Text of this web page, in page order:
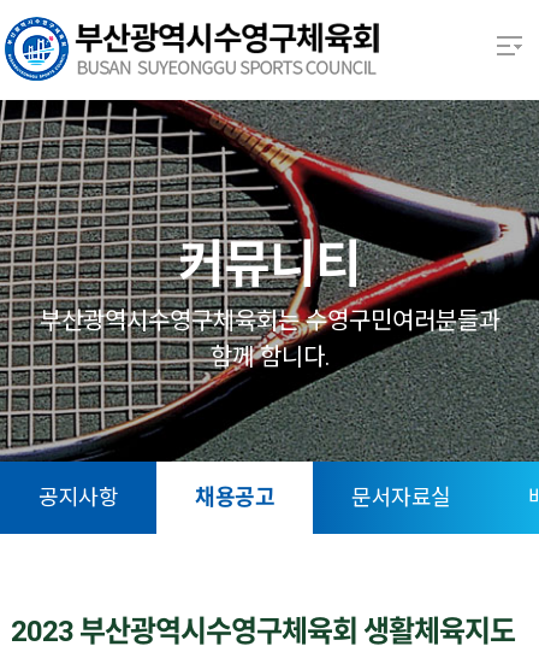
본문 바로가기
열기
열기
열기
열기
열기
열기
커뮤니티
부산광역시수영구체육회는 수영구민여러분들과
함께 함니다.
공지사항 채용공고 문서자료실
2023 부산광역시수영구체육회 생활체육지도